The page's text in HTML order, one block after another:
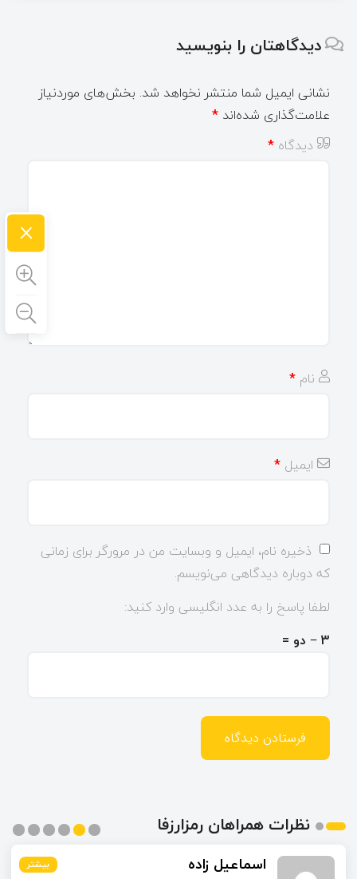
دیدگاهتان را بنویسید
نشانی ایمیل شما منتشر نخواهد شد. بخش‌های موردنیاز
علامت‌گذاری شده‌اند *
دیدگاه *
نام *
ایمیل *
ذخیره نام، ایمیل و وبسایت من در مرورگر برای زمانی
که دوباره دیدگاهی می‌نویسم.
لطفا پاسخ را به عدد انگلیسی وارد کنید:
3 − دو =
نظرات همراهان رمزارزفا
بیشتر اسماعیل زاده بیشتر
بیشتر
بیشتر
بیشتر
بیشتر
×